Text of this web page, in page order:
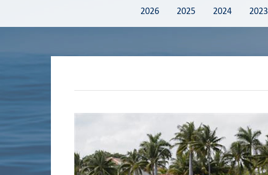
2026 2025 2024 2023